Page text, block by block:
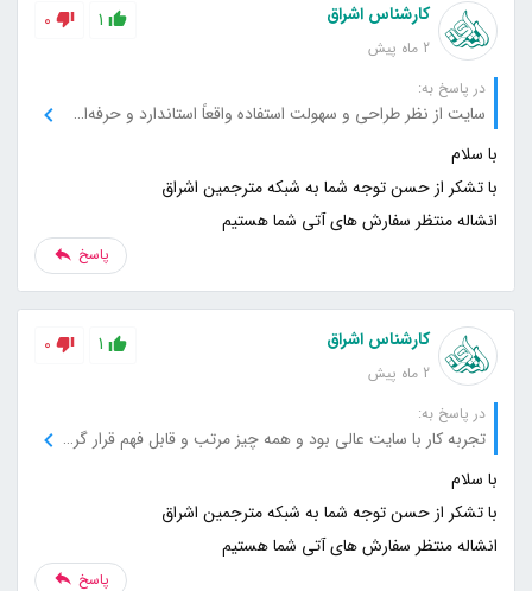
کارشناس اشراق
2 ماه پیش
1
0
در پاسخ به:
سایت از نظر طراحی و سهولت استفاده واقعاً استاندارد و حرفه‌ای است.
انشاله منتظر سفارش های آتی شما هستیم
پاسخ
کارشناس اشراق
2 ماه پیش
1
0
در پاسخ به:
تجربه کار با سایت عالی بود و همه چیز مرتب و قابل فهم قرار گرفته است.
انشاله منتظر سفارش های آتی شما هستیم
پاسخ